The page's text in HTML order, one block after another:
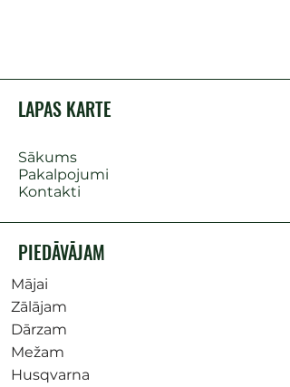
LAPAS KARTE
Sākums
Pakalpojumi
Kontakti
PIEDĀVĀJAM
Mājai
Zālājam
Dārzam
Mežam
Husqvarna